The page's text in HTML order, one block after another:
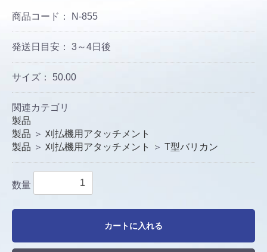
商品コード： N-855
発送日目安： 3～4日後
サイズ： 50.00
関連カテゴリ
製品
製品 ＞ 刈払機用アタッチメント
製品 ＞ 刈払機用アタッチメント ＞ T型バリカン
数量
カートに入れる